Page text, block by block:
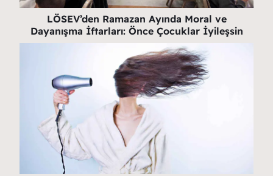
LÖSEV’den Ramazan Ayında Moral ve
Dayanışma İftarları: Önce Çocuklar İyileşsin